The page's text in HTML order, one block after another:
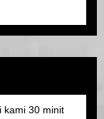
kami 30 minit